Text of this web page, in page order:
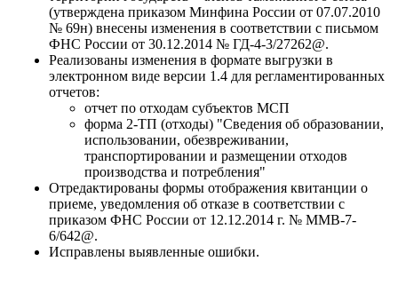
(утверждена приказом Минфина России от 07.07.2010
№ 69н) внесены изменения в соответствии с письмом
ФНС России от 30.12.2014 № ГД-4-3/27262@.
Реализованы изменения в формате выгрузки в
электронном виде версии 1.4 для регламентированных
отчетов:
отчет по отходам субъектов МСП
форма 2-ТП (отходы) "Сведения об образовании,
использовании, обезвреживании,
транспортировании и размещении отходов
производства и потребления"
Отредактированы формы отображения квитанции о
приеме, уведомления об отказе в соответствии с
приказом ФНС России от 12.12.2014 г. № ММВ-7-
6/642@.
Исправлены выявленные ошибки.